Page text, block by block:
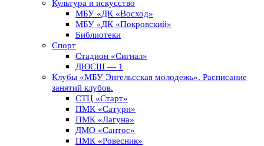
Культура и искусство
МБУ «ДК «Восход»
МБУ «ДК «Покровский»
Библиотеки
Спорт
Стадион «Сигнал»
ДЮСШ — 1
Клубы «МБУ Энгельсская молодежь». Расписание
занятий клубов.
СТЦ «Старт»
ПМК «Сатурн»
ПМК «Лагуна»
ДМО «Сантос»
ПМК «Ровесник»